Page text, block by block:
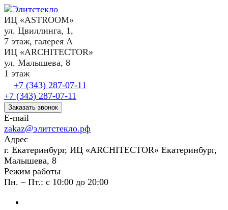
ИЦ «ASTROOM»
ул. Цвиллинга, 1,
7 этаж, галерея А
ИЦ «ARCHITECTOR»
ул. Малышева, 8
1 этаж
+7 (343) 287-07-11
+7 (343) 287-07-11
Заказать звонок
E-mail
zakaz@элитстекло.рф
Адрес
г. Екатеринбург, ИЦ «ARCHITECTOR» Екатеринбург,
Малышева, 8
Режим работы
Пн. – Пт.: с 10:00 до 20:00